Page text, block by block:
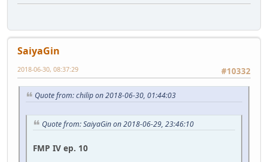
SaiyaGin
#10332
2018-06-30, 08:37:29
Quote from: chilip on 2018-06-30, 01:44:03
Quote from: SaiyaGin on 2018-06-29, 23:46:10
FMP IV ep. 10